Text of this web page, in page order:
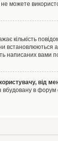
можете
кількість
встановлюються
написаних вами
від
вбудовану в